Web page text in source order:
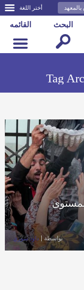
أختر اللغة بالمعهد
القائمه البحث
Tag
بواسطة داود سوري